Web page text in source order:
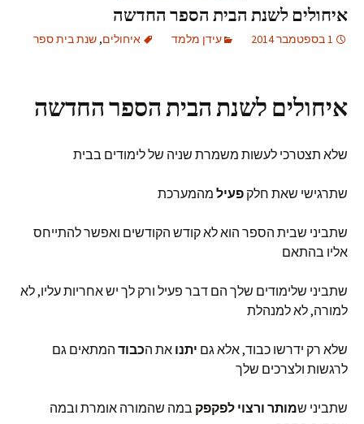
איחולים לשנת הבית הספר החדשה
1 בספטמבר 2014 עידן מלמד איחולים, שנת בית ספר
איחולים לשנת הבית הספר החדשה
שלא תצטרכי לעשות משמרת שניה של לימודים בבית
שתרגישי שאת חלק פעיל מהמערכת
שתביני שבית הספר הוא לא קודש הקודשים ואפשר להתייחס
אליו בהתאם
שתביני שלימודים שלך הם דבר פעיל ורק לך יש אחריות עליו, לא
למורה, לא למנהלת
שלא רק ידרשו כבוד, אלא גם יתנו את הכבוד המתאים גם
לרגשות ולצרכים שלך
שתביני שמותר ורצוי לפקפק במה שהמורה אומרת ובמה